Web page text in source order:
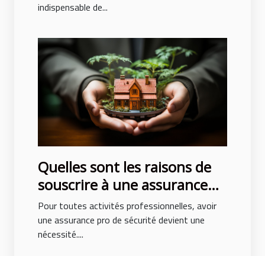
indispensable de...
Quelles sont les raisons de
souscrire à une assurance
pro sécurité ?
Pour toutes activités professionnelles, avoir
une assurance pro de sécurité devient une
nécessité....